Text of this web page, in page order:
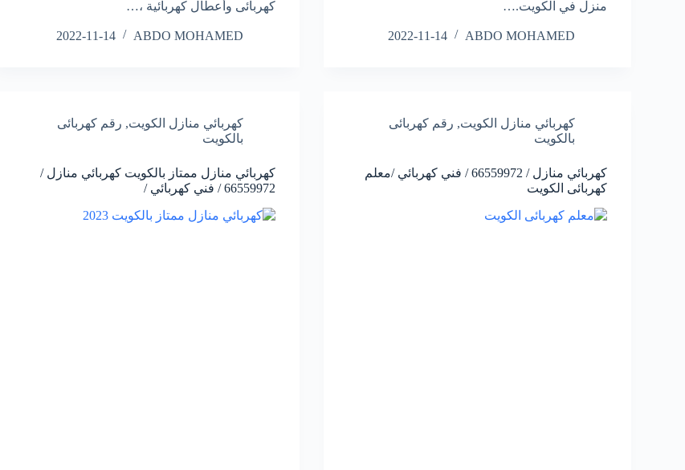
منزل في الكويت.…
ABDO MOHAMED
2022-11-14
كهربائى وأعطال كهربائية ،…
ABDO MOHAMED
2022-11-14
كهربائي منازل الكويت, رقم كهربائى
بالكويت
كهربائي منازل / 66559972 / فني كهربائي /معلم
كهربائى الكويت
كهربائي منازل الكويت, رقم كهربائى
بالكويت
كهربائي منازل ممتاز بالكويت كهربائي منازل /
66559972 / فني كهربائي /